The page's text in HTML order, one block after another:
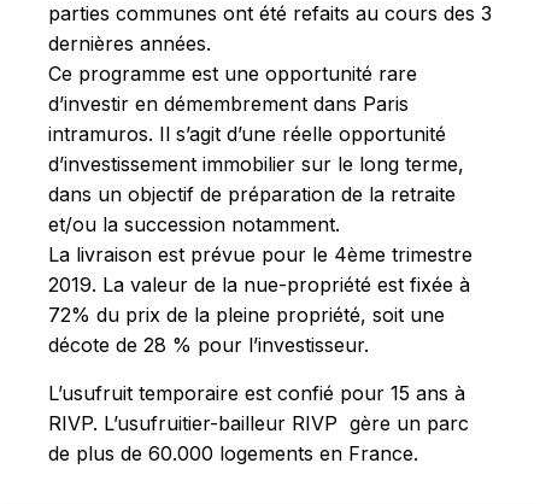
parties communes ont été refaits au cours des 3
dernières années.
Ce programme est une opportunité rare
d’investir en démembrement dans Paris
intramuros. Il s’agit d’une réelle opportunité
d’investissement immobilier sur le long terme,
dans un objectif de préparation de la retraite
et/ou la succession notamment.
La livraison est prévue pour le 4ème trimestre
2019. La valeur de la nue-propriété est fixée à
72% du prix de la pleine propriété, soit une
décote de 28 % pour l’investisseur.
L’usufruit temporaire est confié pour 15 ans à
RIVP. L’usufruitier-bailleur RIVP gère un parc
de plus de 60.000 logements en France.